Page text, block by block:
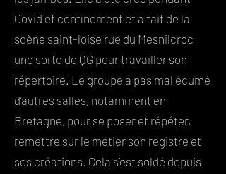
Covid et confinement et a fait de la
scène saint-loise rue du Mesnilcroc
une sorte de QG pour travailler son
répertoire. Le groupe a pas mal écumé
d’autres salles, notamment en
Bretagne, pour se poser et répéter,
remettre sur le métier son registre et
ses créations. Cela s’est soldé depuis